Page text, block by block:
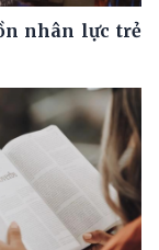
nhân lực trẻ